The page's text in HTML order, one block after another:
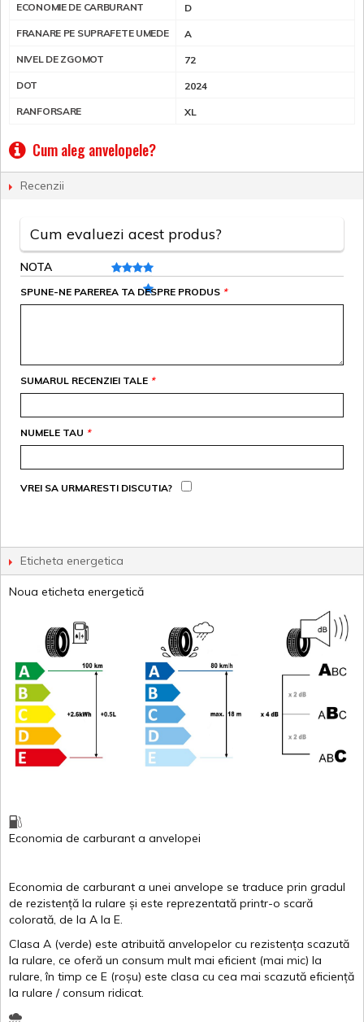
ECONOMIE DE CARBURANT D
FRANARE PE SUPRAFETE UMEDE A
NIVEL DE ZGOMOT 72
DOT 2024
RANFORSARE XL
Cum aleg anvelopele?
Recenzii
Cum evaluezi acest produs?
NOTA
*
SPUNE-NE PAREREA TA DESPRE PRODUS
*
SUMARUL RECENZIEI TALE
*
NUMELE TAU
VREI SA URMARESTI DISCUTIA?
Eticheta energetica
Noua eticheta energetică
Economia de carburant a anvelopei
Economia de carburant a unei anvelope se traduce prin gradul
de rezistență la rulare și este reprezentată printr-o scară
colorată, de la A la E.
Clasa A (verde) este atribuită anvelopelor cu rezistența scazută
la rulare, ce oferă un consum mult mai eficient (mai mic) la
rulare,în timp ce E (roșu) este clasa cu cea mai scazută eficiență
la rulare /consum ridicat.